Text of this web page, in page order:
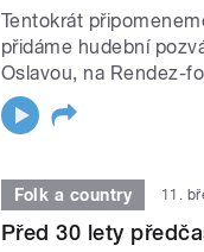
Tentokrát
přidáme hudební
Oslavou, na Rendez-
Folk a country 11.
Před 30 lety